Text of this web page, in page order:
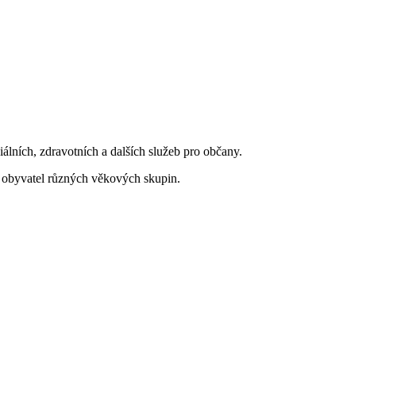
zdravotních a dalších služeb pro občany.
různých věkových skupin.